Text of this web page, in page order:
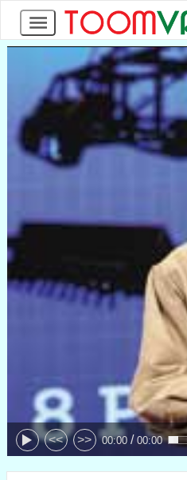
<< >> 00:00 / 00:00
29